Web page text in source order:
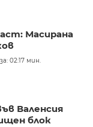
Масирана
02:17 мин.
Валенсия
блок